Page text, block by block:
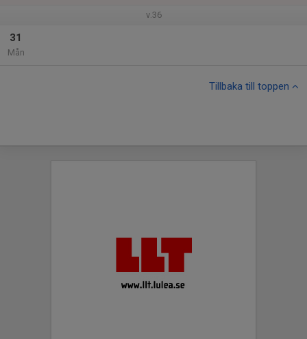
v.36
31
Mån
Tillbaka till toppen